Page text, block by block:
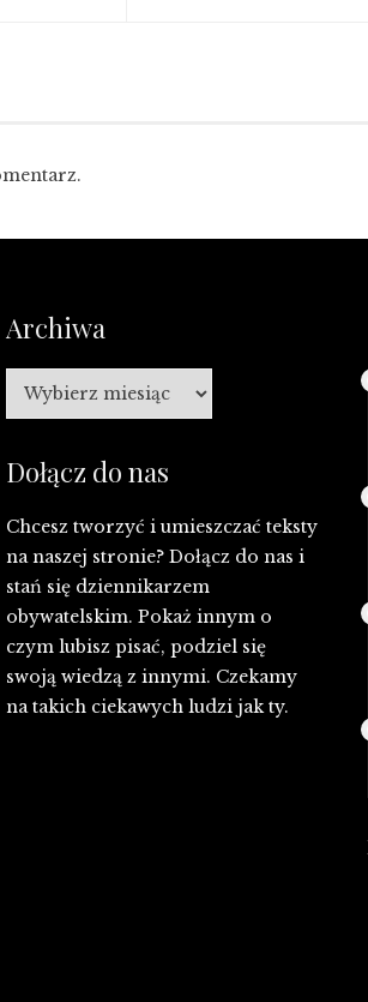
Archiwa
Archiwa
Dołącz do nas
Chcesz tworzyć i umieszczać teksty
na naszej stronie? Dołącz do nas i
stań się dziennikarzem
obywatelskim. Pokaż innym o
czym lubisz pisać, podziel się
swoją wiedzą z innymi. Czekamy
na takich ciekawych ludzi jak ty.